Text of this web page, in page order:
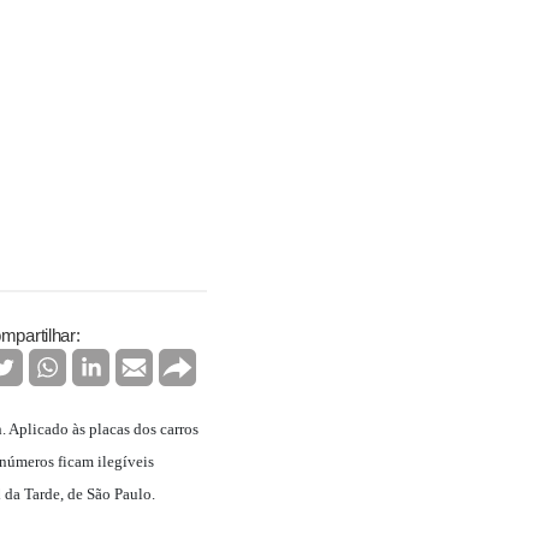
às placas dos carros
ficam ilegíveis
Tarde, de São Paulo.